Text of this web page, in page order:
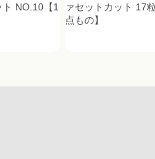
NO.10【1
ァセットカット 17
点もの】